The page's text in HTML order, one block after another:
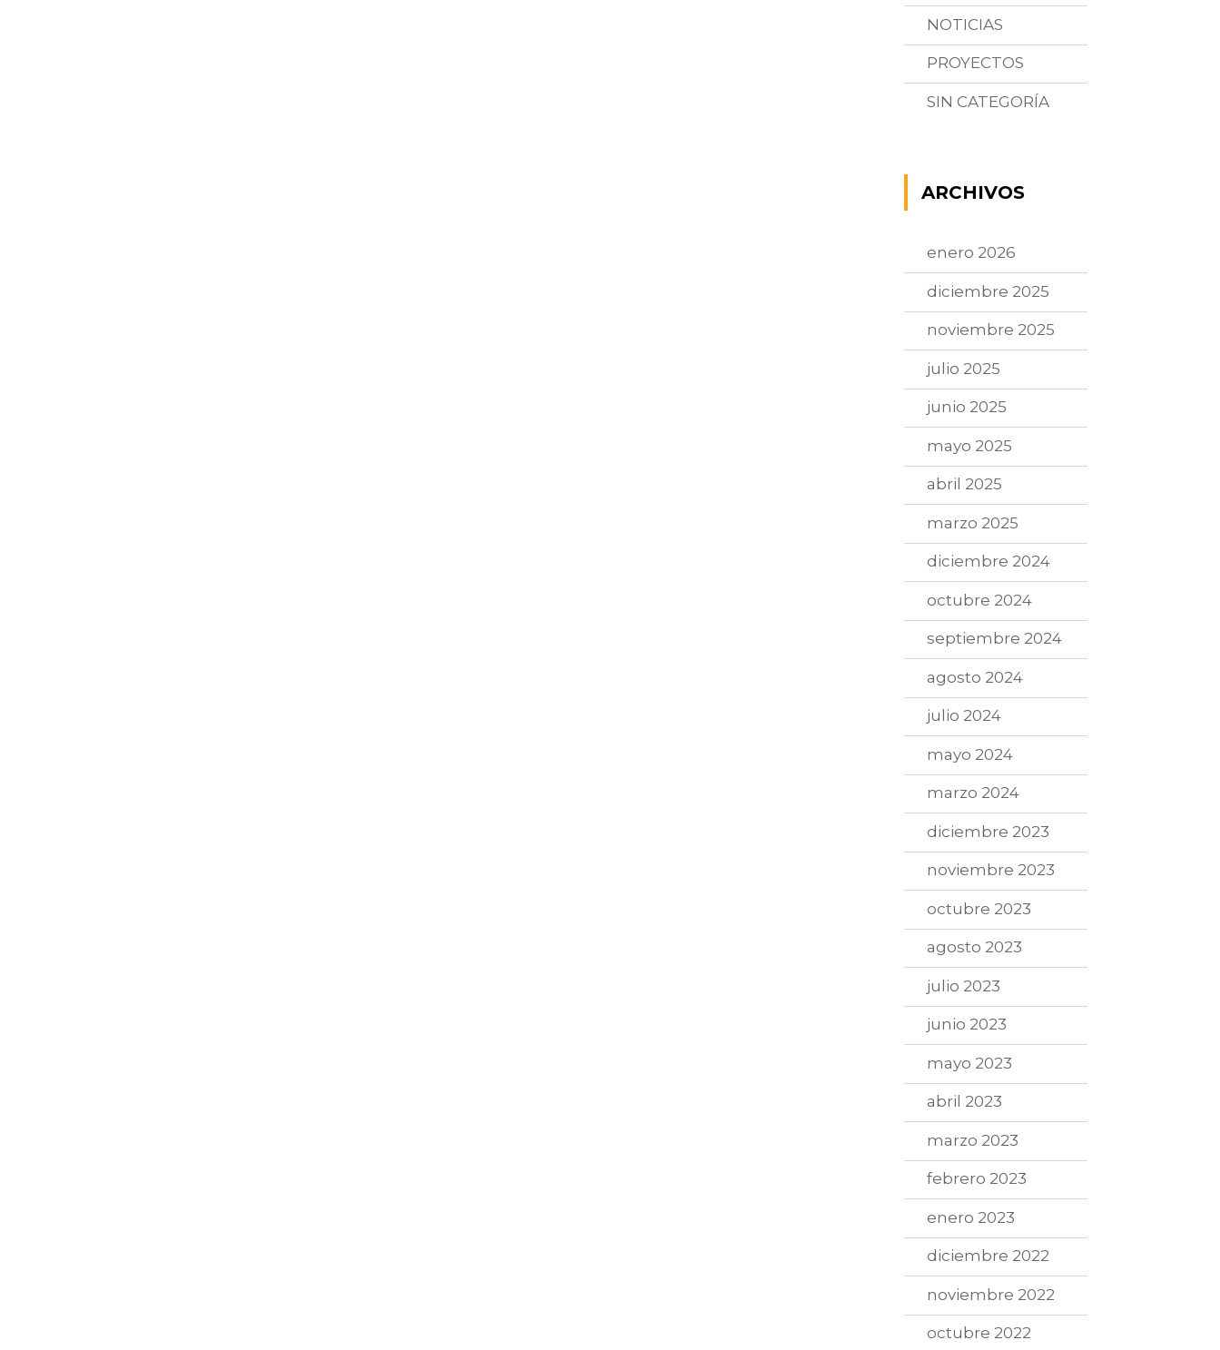
NOTICIAS
PROYECTOS
SIN CATEGORÍA
ARCHIVOS
enero 2026
diciembre 2025
noviembre 2025
julio 2025
junio 2025
mayo 2025
abril 2025
marzo 2025
diciembre 2024
octubre 2024
septiembre 2024
agosto 2024
julio 2024
mayo 2024
marzo 2024
diciembre 2023
noviembre 2023
octubre 2023
agosto 2023
julio 2023
junio 2023
mayo 2023
abril 2023
marzo 2023
febrero 2023
enero 2023
diciembre 2022
noviembre 2022
octubre 2022